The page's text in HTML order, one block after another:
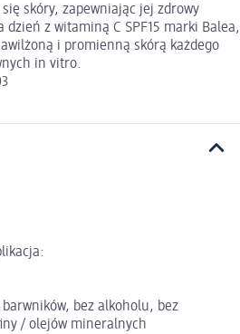
skóry, zapewniając jej zdrowy
z witaminą C SPF15 marki Balea,
i promienną skórą każdego
in vitro.
bez alkoholu, bez
/ olejów mineralnych